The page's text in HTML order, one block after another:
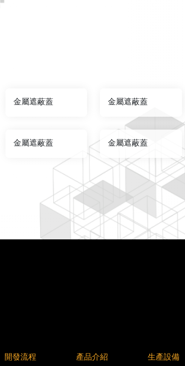
金屬遮蔽蓋 金屬遮蔽蓋
金屬遮蔽蓋 金屬遮蔽蓋
開發流程 產品介紹 生產設備